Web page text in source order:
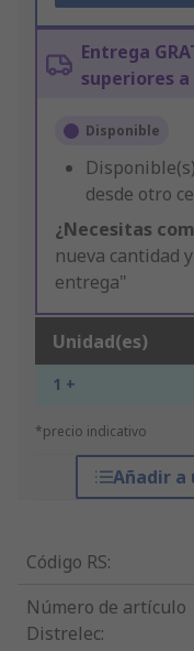
Entrega
superiores a
Disponible
Disponible(s)
desde otro
¿Necesitas
nueva cantidad
entrega"
Unidad(es)
1 +
*precio indicativo
Añadir a
Código RS:
Número de artículo
Distrelec: